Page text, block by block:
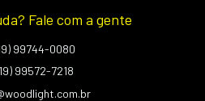
Fale com a gente
99744-0080
99572-7218